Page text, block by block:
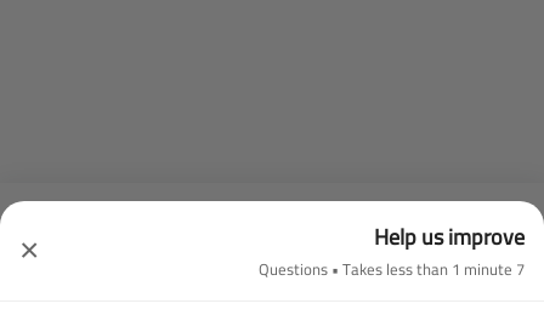
سيارات الشائعة نيسان
الشهيرة القادمة
Help us improve
7 Questions • Takes less than 1 minute
×